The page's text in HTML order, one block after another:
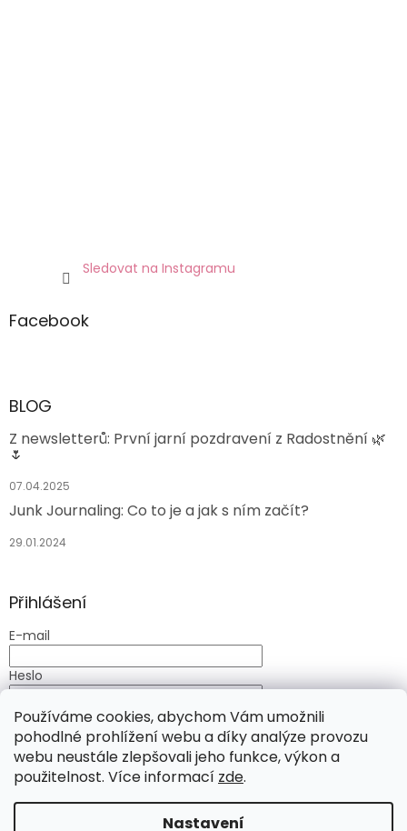
Používáme cookies, abychom Vám umožnili
pohodlné prohlížení webu a díky analýze provozu
webu neustále zlepšovali jeho funkce, výkon a
použitelnost. Více informací zde.
Nastavení
Sledovat na Instagramu
Facebook
BLOG
Z newsletterů: První jarní pozdravení z Radostnění 🌿
🌷
07.04.2025
Junk Journaling: Co to je a jak s ním začít?
29.01.2024
Přihlášení
E-mail
Heslo
PŘIHLÁSIT SE
Nová registrace Zapomenuté heslo